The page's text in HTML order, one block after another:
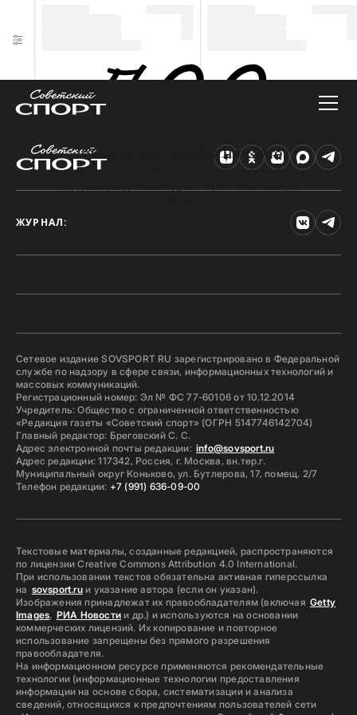
Техническая ошибка на сайте
Произошла ошибка. Чтобы найти нужную
ЖУРНАЛ:
Сетевое издание SOVSPORT RU зарегистрировано в Федеральной
службе по надзору в сфере связи, информационных технологий и
массовых коммуникаций.
Регистрационный номер: Эл № ФС 77-60106 от 10.12.2014
Учредитель: Общество с ограниченной ответственностью
«Редакция газеты «Советский спорт» (ОГРН 5147746142704)
Главный редактор: Бреговский С. С.
Адрес электронной почты редакции: info@sovsport.ru
Адрес редакции: 117342, Россия, г. Москва, вн.тер.г.
Муниципальный округ Коньково, ул. Бутлерова, 17, помещ. 2/7
Телефон редакции: +7 (991) 636-09-00
Текстовые материалы, созданные редакцией, распространяются
по лицензии Creative Commons Attribution 4.0 International.
При использовании текстов обязательна активная гиперссылка
на sovsport.ruи указание автора (если он указан).
Изображения принадлежат их правообладателям (включая Getty
Images, РИА Новостии др.) и используются на основании
коммерческих лицензий. Их копирование и повторное
использование запрещены без прямого разрешения
правообладателя.
На информационном ресурсе применяются рекомендательные
технологии (информационные технологии предоставления
информации на основе сбора, систематизации и анализа
сведений, относящихся к предпочтениям пользователей сети